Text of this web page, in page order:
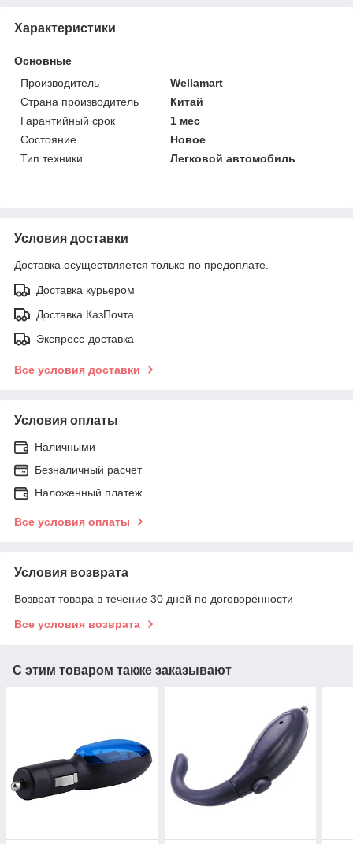
Характеристики
Основные
Производитель
Wellamart
Страна производитель
Китай
Гарантийный срок
1 мес
Состояние
Новое
Тип техники
Легковой автомобиль
Условия доставки
Доставка осуществляется только по предоплате.
Доставка курьером
Доставка КазПочта
Экспресс-доставка
Все условия доставки
Условия оплаты
Наличными
Безналичный расчет
Наложенный платеж
Все условия оплаты
Условия возврата
Возврат товара в течение 30 дней по договоренности
Все условия возврата
С этим товаром также заказывают